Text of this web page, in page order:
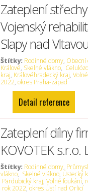
Zateplení
Vojenský
Slapy nad Vltavou
Štítky: Rodinné domy, Obecní
Králové, Skelné vlákno,
kraj, Královéhradecký kraj,
2022,okres Praha-západ
Detail reference
Zateplení dílny
KOVOTEK s.r.o.
Štítky: Rodinné domy,
vlákno, Skelné vlákno, Ústecký
Pardubický kraj,Volné foukání,
rok 2022,okres Ústí nad Orlicí